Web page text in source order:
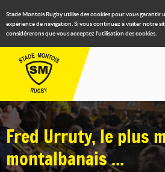
Stade Montois Rugby utilise des cookies pour vous garantir
expérience de navigation. Si vous continuez à visiter notre
considérerons que vous acceptez l'utilisation des cookies.
Fred Urruty, le plus
montalbanais ...